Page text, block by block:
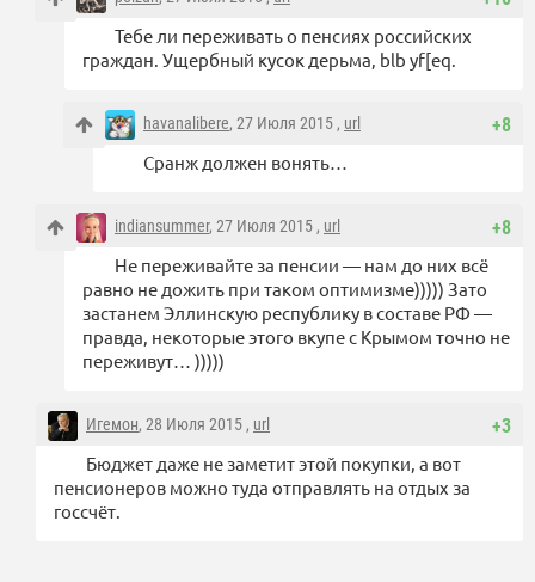
Тебе ли переживать о пенсиях российских
граждан. Ущербный кусок дерьма, blb yf[eq.
+8
havanalibere, 27 Июля 2015 , url
Сранж должен вонять…
+8
indiansummer, 27 Июля 2015 , url
Не переживайте за пенсии — нам до них всё
равно не дожить при таком оптимизме))))) Зато
застанем Эллинскую республику в составе РФ —
правда, некоторые этого вкупе с Крымом точно не
переживут… )))))
+3
Игемон, 28 Июля 2015 , url
Бюджет даже не заметит этой покупки, а вот
пенсионеров можно туда отправлять на отдых за
госсчёт.